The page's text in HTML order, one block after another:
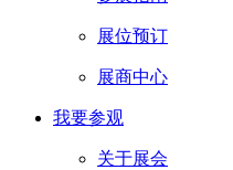
展位预订
展商中心
我要参观
关于展会